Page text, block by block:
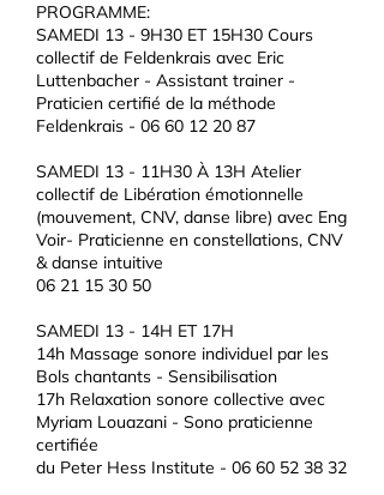
PROGRAMME:
SAMEDI 13 - 9H30 ET 15H30 Cours
collectif de Feldenkrais avec Eric
Luttenbacher - Assistant trainer -
Praticien certifié de la méthode
Feldenkrais - 06 60 12 20 87
SAMEDI 13 - 11H30 À 13H Atelier
collectif de Libération émotionnelle
(mouvement, CNV, danse libre) avec Eng
Voir- Praticienne en constellations, CNV
& danse intuitive
06 21 15 30 50
SAMEDI 13 - 14H ET 17H
14h Massage sonore individuel par les
Bols chantants - Sensibilisation
17h Relaxation sonore collective avec
Myriam Louazani - Sono praticienne
certifiée
du Peter Hess Institute - 06 60 52 38 32